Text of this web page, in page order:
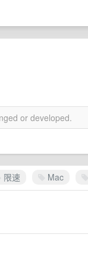
or developed.
限速 Mac